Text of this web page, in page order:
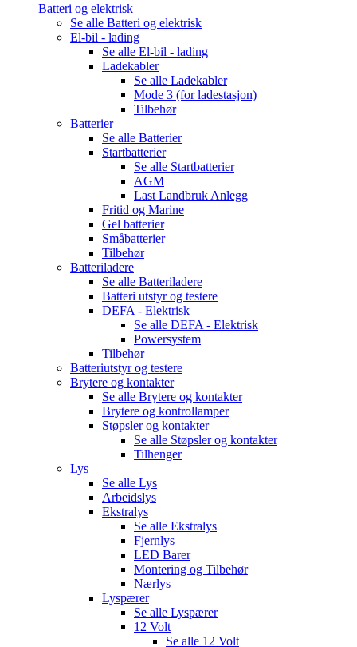
Batteri og elektrisk
Se alle Batteri og elektrisk
El-bil - lading
Se alle El-bil - lading
Ladekabler
Se alle Ladekabler
Mode 3 (for ladestasjon)
Tilbehør
Batterier
Se alle Batterier
Startbatterier
Se alle Startbatterier
AGM
Last Landbruk Anlegg
Fritid og Marine
Gel batterier
Småbatterier
Tilbehør
Batteriladere
Se alle Batteriladere
Batteri utstyr og testere
DEFA - Elektrisk
Se alle DEFA - Elektrisk
Powersystem
Tilbehør
Batteriutstyr og testere
Brytere og kontakter
Se alle Brytere og kontakter
Brytere og kontrollamper
Støpsler og kontakter
Se alle Støpsler og kontakter
Tilhenger
Lys
Se alle Lys
Arbeidslys
Ekstralys
Se alle Ekstralys
Fjernlys
LED Barer
Montering og Tilbehør
Nærlys
Lyspærer
Se alle Lyspærer
12 Volt
Se alle 12 Volt